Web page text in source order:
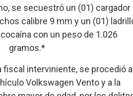
se secuestró un (01) cargador
calibre 9 mm y un (01)
con un peso de 1.026
gramos.*
fiscal interviniente, se procedió
Volkswagen Vento y a la